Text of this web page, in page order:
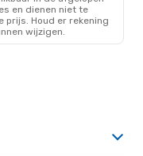
en dienen niet te
prijs. Houd er rekening
wijzigen.